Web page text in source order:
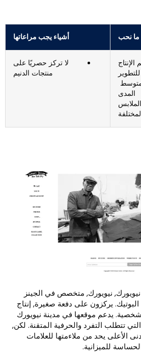
نحب أشياء يجب مراعاتها
المدى
لا تركز حصريًا على
منتجات الدنيم
نيويورك, متخصص في الجينز
يركزون على دفعة صغيرة, إنتاج
يدعم موقعها في مدينة نيويورك
تتطلب التفرد والحرفية المتقنة. لكن,
الأعلى يحد من ملاءمتها للعلامات
للميزانية.